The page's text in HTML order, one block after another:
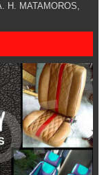
H. MATAMOROS,